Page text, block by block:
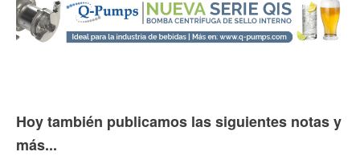
Hoy también publicamos las siguientes notas y
más...